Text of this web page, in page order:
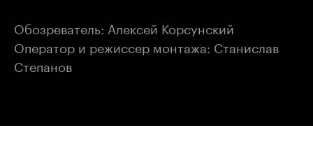
Обозреватель: Алексей Корсунский
Оператор и режиссер монтажа: Станислав
Степанов